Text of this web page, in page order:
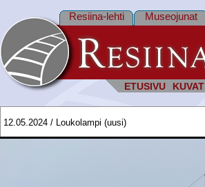
ETUSIVU KUVAT
Resiina-lehti Museojunat
12.05.2024 / Loukolampi (uusi)